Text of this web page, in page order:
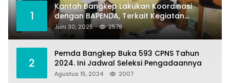
1
Kantah Bangkep Lakukan Koordinasi
dengan BAPENDA, Terkait Kegiatan
Fasilitasi Penilaian Tanah dan Ekonomi
Pertanahan
Juni 30, 2025 2578
2
Pemda Bangkep Buka 593 CPNS Tahun
2024. Ini Jadwal Seleksi Pengadaannya
Agustus 15, 2024 2007